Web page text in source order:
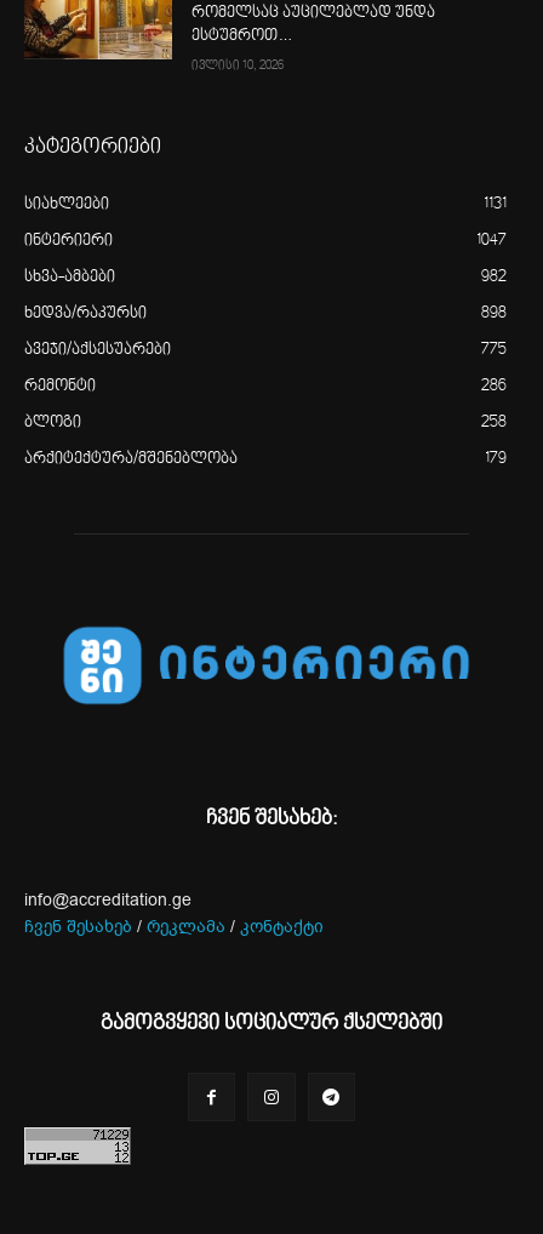
რომელსაც აუცილებლად უნდა
ესტუმროთ…
ივლისი 10, 2026
კატეგორიები
სიახლეები 1131
ინტერიერი 1047
სხვა-ამბები 982
ხედვა/რაკურსი 898
ავეჯი/აქსესუარები 775
რემონტი 286
ბლოგი 258
არქიტექტურა/მშენებლობა 179
ჩვენ შესახებ:
info@accreditation.ge
ჩვენ შესახებ / რეკლამა / კონტაქტი
გამოგვყევი სოციალურ ქსელებში